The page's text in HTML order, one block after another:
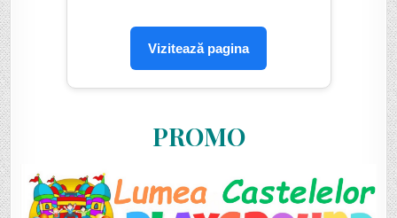
Vizitează pagina
PROMO